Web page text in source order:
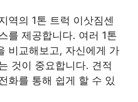
역의 1톤 트럭 이삿짐센
를 제공합니다. 여러 1톤
비교해보고, 자신에게 가
것이 중요합니다. 견적
화를 통해 쉽게 할 수 있